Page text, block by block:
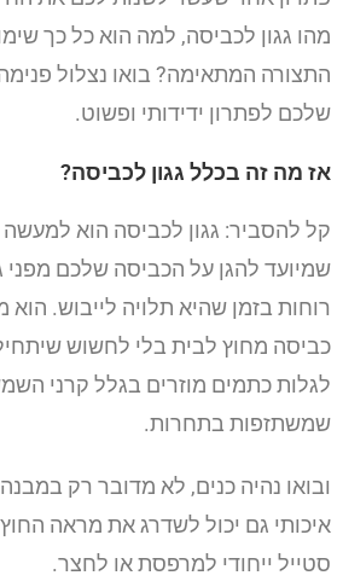
מהו גגון לכביסה, למה הוא כל כך
התצורה המתאימה? בואו נצלול
שלכם לפתרון ידידותי ופשוט.
אז מה זה בכלל גגון לכביסה?
קל להסביר: גגון לכביסה הוא
שמיועד להגן על הכביסה שלכם
רוחות בזמן שהיא תלויה לייבוש.
כביסה מחוץ לבית בלי לחשוש
לגלות כתמים מוזרים בגלל קרני
שמשתזפות בתחרות.
ובואו נהיה כנים, לא מדובר רק במבנה
איכותי גם יכול לשדרג את מראה
סטייל ייחודי למרפסת או לחצר.